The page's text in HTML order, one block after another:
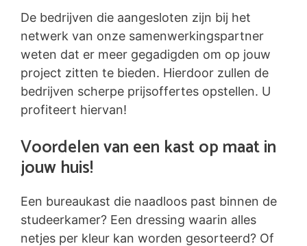
De bedrijven die aangesloten zijn bij het
netwerk van onze samenwerkingspartner
weten dat er meer gegadigden om op jouw
project zitten te bieden. Hierdoor zullen de
bedrijven scherpe prijsoffertes opstellen. U
profiteert hiervan!
Voordelen van een kast op maat in
jouw huis!
Een bureaukast die naadloos past binnen de
studeerkamer? Een dressing waarin alles
netjes per kleur kan worden gesorteerd? Of